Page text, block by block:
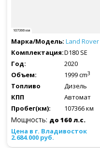
107366 км
Land Rover
D180 SE
2020
1999 cm3
Дизель
Автомат
107366 км
Мощность: до 160 л.с.
2.684.000 руб.